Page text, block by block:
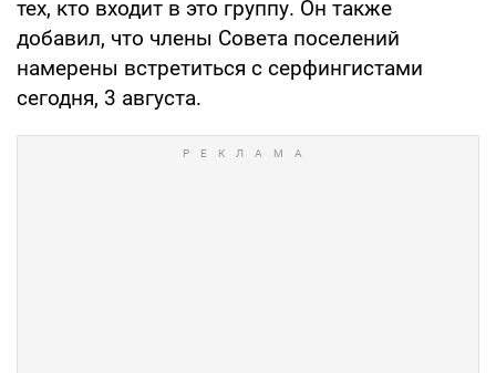
тех, кто входит в это группу. Он также
добавил, что члены Совета поселений
намерены встретиться с серфингистами
сегодня, 3 августа.